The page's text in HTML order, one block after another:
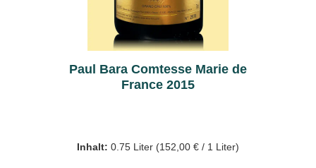
Paul Bara Comtesse Marie de
France 2015
Inhalt: 0.75 Liter (152,00 € / 1 Liter)